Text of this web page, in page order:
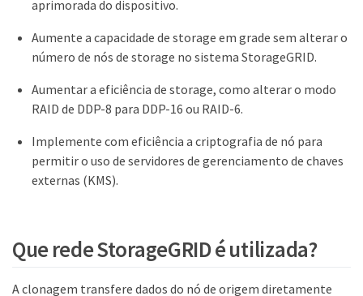
aprimorada do dispositivo.
Aumente a capacidade de storage em grade sem alterar o
número de nós de storage no sistema StorageGRID.
Aumentar a eficiência de storage, como alterar o modo
RAID de DDP-8 para DDP-16 ou RAID-6.
Implemente com eficiência a criptografia de nó para
permitir o uso de servidores de gerenciamento de chaves
externas (KMS).
Que rede StorageGRID é utilizada?
A clonagem transfere dados do nó de origem diretamente